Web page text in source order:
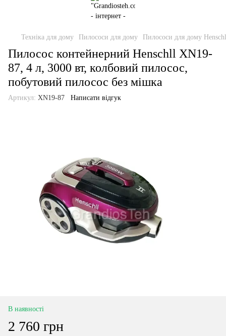
Техніка для дому Пилососи для дому Пилососи для дому
Пилосос контейнерний Henschll XN19-
87, 4 л, 3000 вт, колбовий пилосос,
побутовий пилосос без мішка
Артикул: XN19-87 Написати відгук
В наявності
2 760 грн